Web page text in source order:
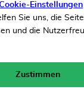
Rabatt ab 49€!
>
Einstellungen
Sie uns, die
und die
Zustimmen